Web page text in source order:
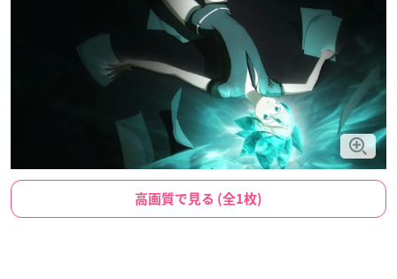
高画質で見る (全1枚)